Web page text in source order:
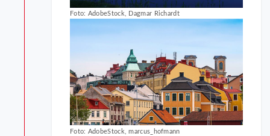
Foto: AdobeStock, Dagmar Richardt
Foto: AdobeStock, marcus_hofmann